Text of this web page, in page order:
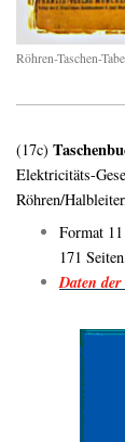
Röhren-Taschen-
(17c)
Elektricitäts-
Röhren/
Format
171
Daten